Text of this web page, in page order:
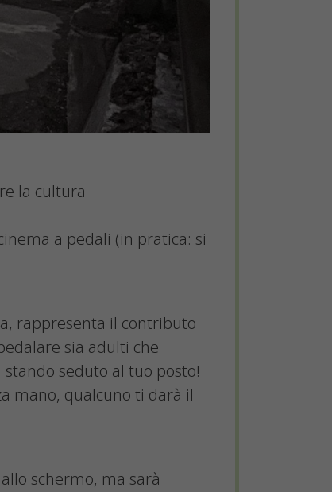
la cultura
a pedali (in pratica: si
rappresenta il contributo
sia adulti che
seduto al tuo posto!
mano, qualcuno ti darà il
schermo, ma sarà